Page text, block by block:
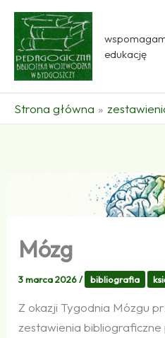
Przejdź
treści
edukację
Strona główna
Mózg
3 marca 2026/ bibliografia
Z okazji Tygodnia Mózgu
zestawienia